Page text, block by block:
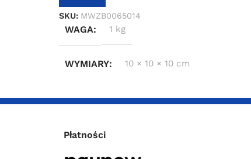
SKU: MWZB0065014
WAGA 1 kg
WYMIARY 10 × 10 × 10 cm
Płatności